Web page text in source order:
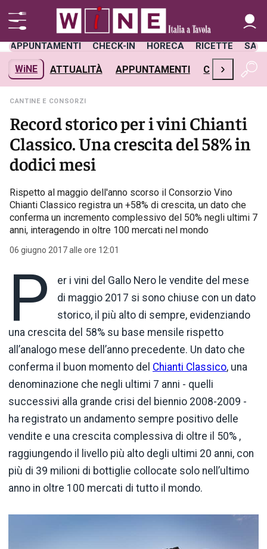
APPUNTAMENTI CHECK-IN HORECA RICETTE
WiNE ATTUALITÀ APPUNTAMENTI CHECK-IN
›
CANTINE E CONSORZI
Record storico per i vini Chianti
Classico. Una crescita del 58% in
dodici mesi
Rispetto al maggio dell'anno scorso il Consorzio Vino
Chianti Classico registra un +58% di crescita, un dato che
conferma un incremento complessivo del 50% negli ultimi 7
anni, interagendo in oltre 100 mercati nel mondo
06 giugno 2017 alle ore 12:01
P
er i vini del Gallo Nero le vendite del mese
di maggio 2017 si sono chiuse con un dato
storico, il più alto di sempre, evidenziando
una crescita del 58% su base mensile rispetto
all’analogo mese dell’anno precedente. Un dato che
conferma il buon momento del Chianti Classico, una
denominazione che negli ultimi 7 anni - quelli
successivi alla grande crisi del biennio 2008-2009 -
ha registrato un andamento sempre positivo delle
vendite e una crescita complessiva di oltre il 50% ,
raggiungendo il livello più alto degli ultimi 20 anni, con
più di 39 milioni di bottiglie collocate solo nell’ultimo
anno in oltre 100 mercati di tutto il mondo.